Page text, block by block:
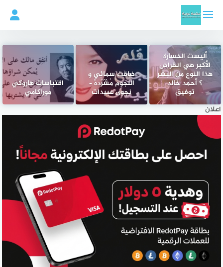
المحتوى
أليست الخسارة
الأكبر هي انقراض
هذا النوع من البشر
؟ أحمد خالد
توفيق
ضاقَت سمائِي و
النجومُ مُشّرَّدهْ –
نجوى عبيدات
اقتباسات هاروكي
موراكامي
اعلان